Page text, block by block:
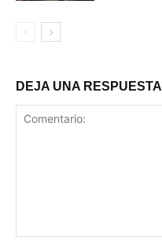
DEJA UNA RESPUESTA